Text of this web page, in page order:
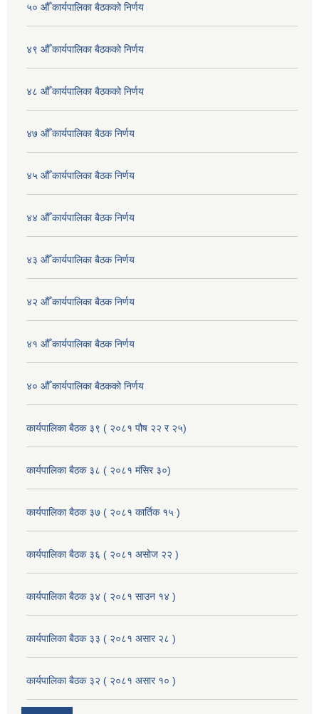
५० औँ कार्यपालिका बैठकको निर्णय
४९ औँ कार्यपालिका बैठकको निर्णय
४८ औँ कार्यपालिका बैठकको निर्णय
४७ औँ कार्यपालिका बैठक निर्णय
४५ औँ कार्यपालिका बैठक निर्णय
४४ औँ कार्यपालिका बैठक निर्णय
४३ औँ कार्यपालिका बैठक निर्णय
४२ औँ कार्यपालिका बैठक निर्णय
४१ औँ कार्यपालिका बैठक निर्णय
४० औँ कार्यपालिका बैठकको निर्णय
कार्यपालिका बैठक ३९ ( २०८१ पौष २२ र २५)
कार्यपालिका बैठक ३८ ( २०८१ मंसिर ३०)
कार्यपालिका बैठक ३७ ( २०८१ कार्तिक १५ )
कार्यपालिका बैठक ३६ ( २०८१ असोज २२ )
कार्यपालिका बैठक ३४ ( २०८१ साउन १४ )
कार्यपालिका बैठक ३३ ( २०८१ असार २८ )
कार्यपालिका बैठक ३२ ( २०८१ असार १० )